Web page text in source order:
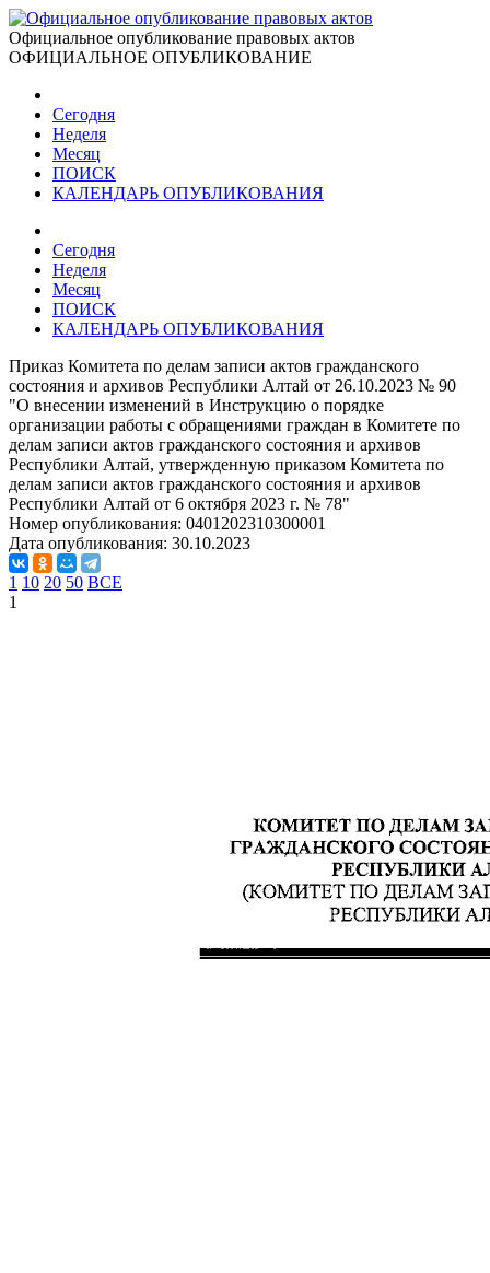
Официальное опубликование правовых актов
ОФИЦИАЛЬНОЕ ОПУБЛИКОВАНИЕ
Сегодня
Неделя
Месяц
ПОИСК
КАЛЕНДАРЬ ОПУБЛИКОВАНИЯ
Сегодня
Неделя
Месяц
ПОИСК
КАЛЕНДАРЬ ОПУБЛИКОВАНИЯ
Приказ Комитета по делам записи актов гражданского
состояния и архивов Республики Алтай от 26.10.2023 № 90
"О внесении изменений в Инструкцию о порядке
организации работы с обращениями граждан в Комитете по
делам записи актов гражданского состояния и архивов
Республики Алтай, утвержденную приказом Комитета по
делам записи актов гражданского состояния и архивов
Республики Алтай от 6 октября 2023 г. № 78"
Номер опубликования: 0401202310300001
Дата опубликования: 30.10.2023
1 10 20 50 ВСЕ
1